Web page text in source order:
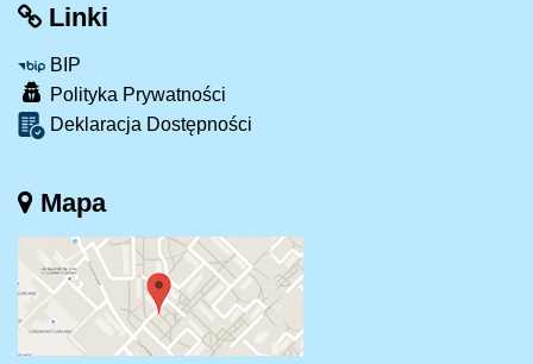
Linki
BIP
Polityka Prywatności
Deklaracja Dostępności
Mapa